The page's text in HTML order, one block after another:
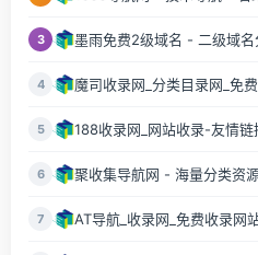
3 墨雨免费2级域名 - 二级域名
4
5
6 聚收集导航网 - 海量分类资
7 AT导航_收录网_免费收录网